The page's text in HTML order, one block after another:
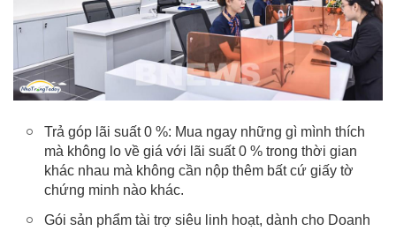
Trả góp lãi suất 0 %: Mua ngay những gì mình thích
mà không lo về giá với lãi suất 0 % trong thời gian
khác nhau mà không cần nộp thêm bất cứ giấy tờ
chứng minh nào khác.
Gói sản phẩm tài trợ siêu linh hoạt, dành cho Doanh